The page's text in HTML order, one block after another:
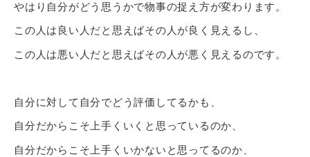
やはり自分がどう思うかで物事の捉え方が変わります。
この人は良い人だと思えばその人が良く見えるし、
この人は悪い人だと思えばその人が悪く見えるのです。
自分に対して自分でどう評価してるかも、
自分だからこそ上手くいくと思っているのか、
自分だからこそ上手くいかないと思ってるのか、